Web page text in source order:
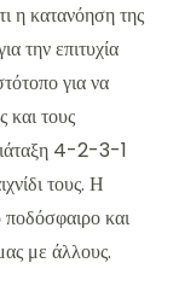
κατανόηση της
την επιτυχία
για να
και τους
4-2-3-1
τους. Η
ποδόσφαιρο και
με άλλους.